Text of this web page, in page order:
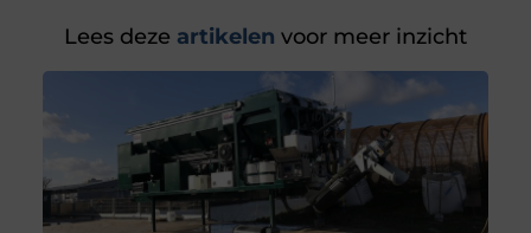
Lees deze artikelen voor meer inzicht